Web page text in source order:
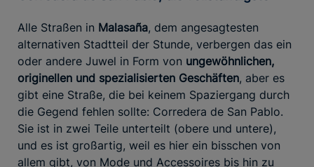
Alle Straßen in Malasaña, dem angesagtesten
alternativen Stadtteil der Stunde, verbergen das ein
oder andere Juwel in Form von ungewöhnlichen,
originellen und spezialisierten Geschäften, aber es
gibt eine Straße, die bei keinem Spaziergang durch
die Gegend fehlen sollte: Corredera de San Pablo.
Sie ist in zwei Teile unterteilt (obere und untere),
und es ist großartig, weil es hier ein bisschen von
allem gibt, von Mode und Accessoires bis hin zu